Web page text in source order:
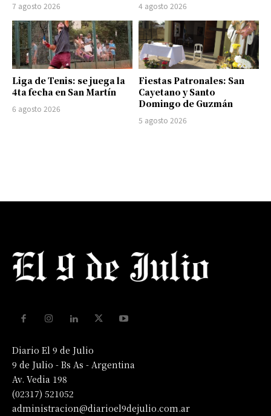
7 agosto 2026 4 agosto 2026
Liga de Tenis: se juega la
4ta fecha en San Martín
6 agosto 2026
Fiestas Patronales: San
Cayetano y Santo
Domingo de Guzmán
5 agosto 2026
Diario El 9 de Julio
9 de Julio - Bs As - Argentina
Av. Vedia 198
(02317) 521052
administracion@diarioel9dejulio.com.ar